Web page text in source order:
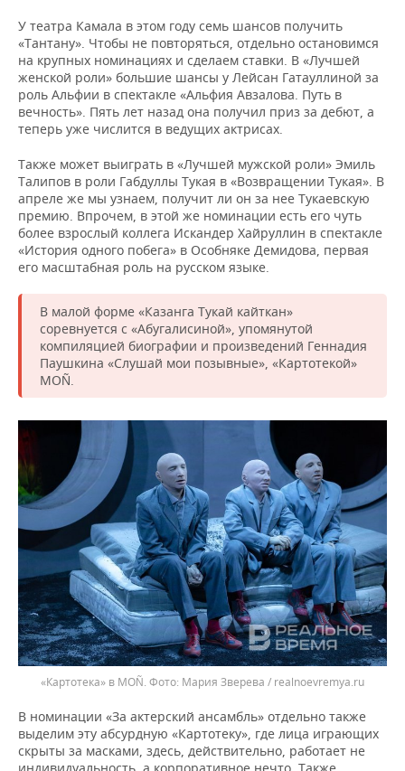
У театра Камала в этом году семь шансов получить
«Тантану». Чтобы не повторяться, отдельно остановимся
на крупных номинациях и сделаем ставки. В «Лучшей
женской роли» большие шансы у Лейсан Гатауллиной за
роль Альфии в спектакле «Альфия Авзалова. Путь в
вечность». Пять лет назад она получил приз за дебют, а
теперь уже числится в ведущих актрисах.
Также может выиграть в «Лучшей мужской роли» Эмиль
Талипов в роли Габдуллы Тукая в «Возвращении Тукая». В
апреле же мы узнаем, получит ли он за нее Тукаевскую
премию. Впрочем, в этой же номинации есть его чуть
более взрослый коллега Искандер Хайруллин в спектакле
«История одного побега» в Особняке Демидова, первая
его масштабная роль на русском языке.
В малой форме «Казанга Тукай кайткан»
соревнуется с «Абугалисиной», упомянутой
компиляцией биографии и произведений Геннадия
Паушкина «Слушай мои позывные», «Картотекой»
MOÑ.
«Картотека» в MOÑ. Мария Зверева / realnoevremya.ru
В номинации «За актерский ансамбль» отдельно также
выделим эту абсурдную «Картотеку», где лица играющих
скрыты за масками, здесь, действительно, работает не